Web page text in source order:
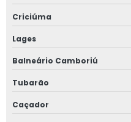
Vistoria de obras e de edifícios
Vistoria de recebimento de obra
Avaliação de imóveis
Criciúma
Lages
Balneário Camboriú
Tubarão
Caçador